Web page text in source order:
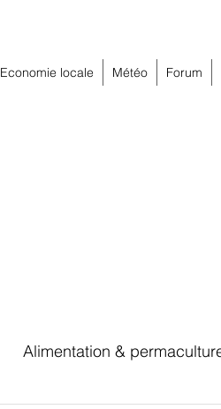
Economie locale Météo Forum
Alimentation &